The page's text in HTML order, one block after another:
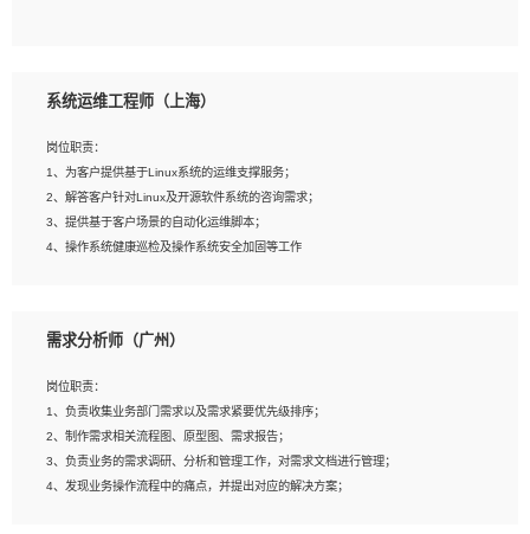
2、熟练使用After Effect、Photo Shop、熟练掌握视频剪辑和特效包装软件；
4、在剪辑上会思考，有一定编导思维；
5、踏实， 勤奋，愿意在工作中不断学习，提高自我；
6、能与同事友好相处。
系统运维工程师（上海）
岗位职责：
1、为客户提供基于Linux系统的运维支撑服务；
2、解答客户针对Linux及开源软件系统的咨询需求；
3、提供基于客户场景的自动化运维脚本；
4、操作系统健康巡检及操作系统安全加固等工作
1、全日制本科计算机相关专业毕业，3年以上相关工作经验；
3、熟练使用脚本语言，shell/python任一种，熟练使用Ansible
4、熟悉linux常见服务、中间件的基本原理、部署以及故障处理，如：Mysql、
Apache、Nginx、Zabbix、Kafka等
5、熟悉主流虚拟化技术，如：VMware、KVM
6、具备网络方面的基础知识，熟悉常见的网络协议，如TCP/IP，转发原理，路由优
需求分析师（广州）
岗位职责：
1、负责收集业务部门需求以及需求紧要优先级排序；
2、制作需求相关流程图、原型图、需求报告；
3、负责业务的需求调研、分析和管理工作，对需求文档进行管理；
4、发现业务操作流程中的痛点，并提出对应的解决方案；